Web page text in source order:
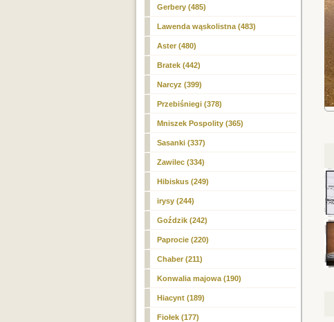
Gerbery (485)
Lawenda wąskolistna (483)
Aster (480)
Bratek (442)
Narcyz (399)
Przebiśniegi (378)
Mniszek Pospolity (365)
Sasanki (337)
Zawilec (334)
Hibiskus (249)
irysy (244)
Goździk (242)
Paprocie (220)
Chaber (211)
Konwalia majowa (190)
Hiacynt (189)
Fiołek (177)